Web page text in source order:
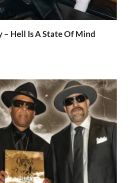
– Hell Is A State Of Mind